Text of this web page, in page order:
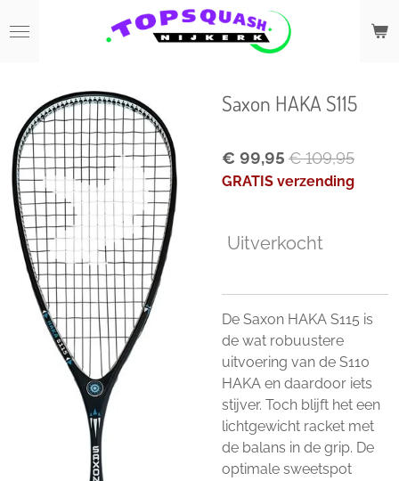
direct
hoofdinhoud
Saxon HAKA S115
€ 99,95 € 109,95
GRATIS verzending
Uitverkocht
De Saxon HAKA S115 is
de wat robuustere
uitvoering van de S110
HAKA en daardoor iets
stijver. Toch blijft het een
lichtgewicht racket met
de balans in de grip. De
optimale sweetspot